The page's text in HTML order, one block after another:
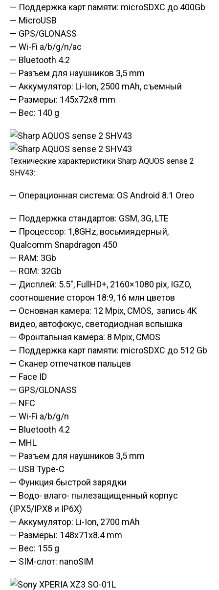
— Поддержка карт памяти: microSDXC до 400Gb
— MicroUSB
— GPS/GLONASS
— Wi-Fi a/b/g/n/ac
— Bluetooth 4.2
— Разъем для наушников 3,5 mm
— Аккумулятор: Li-Ion, 2500 mAh, съемный
— Размеры: 145x72x8 mm
— Вес: 140 g
Технические характеристики Sharp AQUOS sense 2
SHV43:
— Операционная система: OS Android 8.1 Oreo
— Поддержка стандартов: GSM, 3G, LTE
— Процессор: 1,8GHz, восьмиядерный,
Qualcomm Snapdragon 450
— RAM: 3Gb
— ROM: 32Gb
— Дисплей: 5.5″, FullHD+, 2160×1080 pix, IGZO,
соотношение сторон 18:9, 16 млн цветов
— Основная камера: 12 Mpix, CMOS, запись 4K
видео, автофокус, светодиодная вспышка
— Фронтальная камера: 8 Mpix, CMOS
— Поддержка карт памяти: microSDXC до 512 Gb
— Сканер отпечатков пальцев
— Face ID
— GPS/GLONASS
— NFC
— Wi-Fi a/b/g/n
— Bluetooth 4.2
— MHL
— Разъем для наушников 3,5 mm
— USB Type-C
— Функция быстрой зарядки
— Водо- влаго- пылезащищенный корпус
(IPX5/IPX8 и IP6X)
— Аккумулятор: Li-Ion, 2700 mAh
— Размеры: 148x71x8.4 mm
— Вес: 155 g
— SIM-слот: nanoSIM